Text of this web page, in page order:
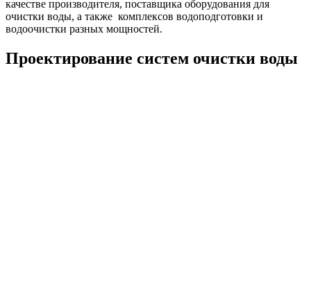
качестве производителя, поставщика оборудования для
очистки воды, а также комплексов водоподготовки и
водоочистки разных мощностей.
Проектирование систем очистки воды